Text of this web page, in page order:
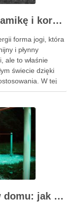
Joga Vinyasa – odkryj dynamikę i korzyści tej praktyki
forma jogi, która
i płynny
ale to właśnie
świecie dzięki
W tej
z oddechem, co
Ćwiczenia dla mężczyzn w domu: jak zacząć i utrzymać motywację